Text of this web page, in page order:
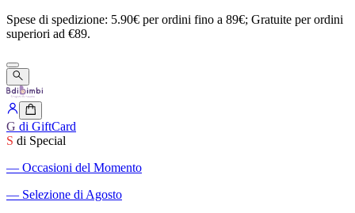
Spese di spedizione: 5.90€ perordini fino a 89€; Gratuite perordini
superiori ad €89.
G di GiftCard
S di Special
― Occasioni del Momento
― Selezione di Agosto